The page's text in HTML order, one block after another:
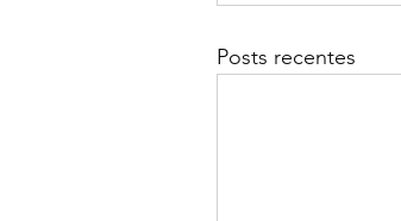
Posts recentes